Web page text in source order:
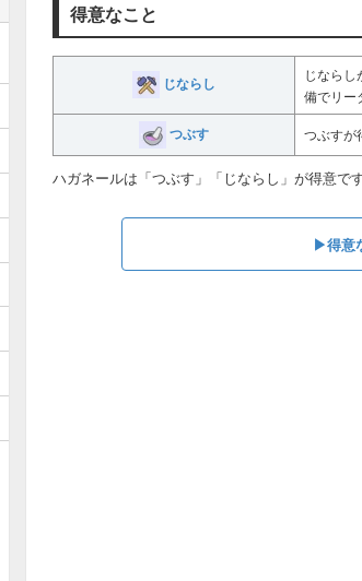
得意なこと
じならし
じなら
備でリー
つぶす つぶすが
ハガネールは「つぶす」「じならし」が得意です
▶︎得意